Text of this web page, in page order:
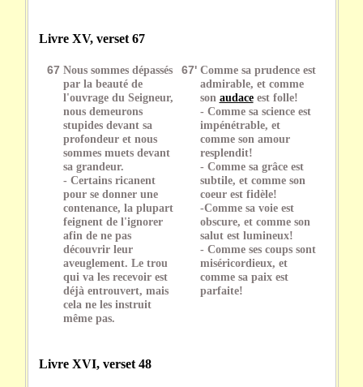
Livre XV, verset 67
67 Nous sommes dépassés
par la beauté de
l'ouvrage du Seigneur,
nous demeurons
stupides devant sa
profondeur et nous
sommes muets devant
sa grandeur.
- Certains ricanent
pour se donner une
contenance, la plupart
feignent de l'ignorer
afin de ne pas
découvrir leur
aveuglement. Le trou
qui va les recevoir est
déjà entrouvert, mais
cela ne les instruit
même pas.
67' Comme sa prudence est
admirable, et comme
son audaceest folle!
- Comme sa science est
impénétrable, et
comme son amour
resplendit!
- Comme sa grâce est
subtile, et comme son
coeur est fidèle!
-Comme sa voie est
obscure, et comme son
salut est lumineux!
- Comme ses coups sont
miséricordieux, et
comme sa paix est
parfaite!
Livre XVI, verset 48